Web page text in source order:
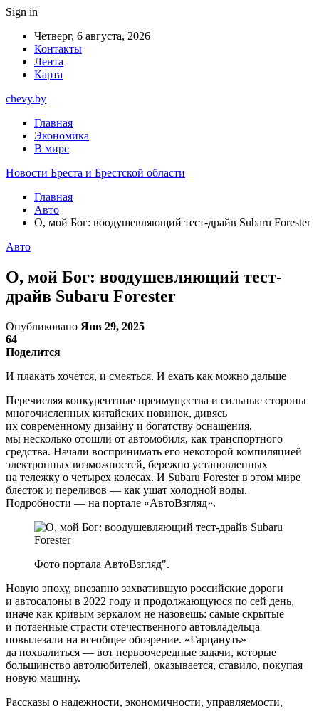
Sign in
Четверг, 6 августа, 2026
Контакты
Лента
Карта
chevy.by
Главная
Экономика
В мире
Новости Бреста и Брестской области
Главная
Авто
О, мой Бог: воодушевляющий тест-драйв Subaru Forester
Авто
О, мой Бог: воодушевляющий тест-
драйв Subaru Forester
Опубликовано Янв 29, 2025
64
Поделится
И плакать хочется, и смеяться. И ехать как можно дальше
Перечисляя конкурентные преимущества и сильные стороны
многочисленных китайских новинок, дивясь
их современному дизайну и богатству оснащения,
мы несколько отошли от автомобиля, как транспортного
средства. Начали воспринимать его некоторой компиляцией
электронных возможностей, бережно установленных
на тележку о четырех колесах. И Subaru Forester в этом мире
блесток и переливов — как ушат холодной воды.
Подробности — на портале «АвтоВзгляд».
Фото портала АвтоВзгляд".
Новую эпоху, внезапно захватившую российские дороги
и автосалоны в 2022 году и продолжающуюся по сей день,
иначе как кривым зеркалом не назовешь: самые скрытые
и потаенные страсти отечественного автовладельца
повылезали на всеобщее обозрение. «Гарцануть»
да похвалиться — вот первоочередные задачи, которые
большинство автолюбителей, оказывается, ставило, покупая
новую машину.
Рассказы о надежности, экономичности, управляемости,